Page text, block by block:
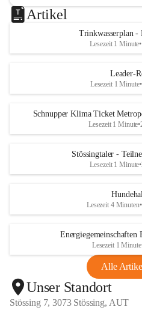
Artikel
Trinkwasserplan -
Lesezeit 1 Minute•
Leader-
Lesezeit 1 Minute•
Schnupper Klima Ticket
Lesezeit 1 Minute•
Stössingtaler -
Lesezeit 1 Minute•
Lesezeit 4 Minuten•
Energiegemeinschaften
Lesezeit 1 Minute
Alle
Unser Standort
Stössing 7, 3073 Stössing, AUT